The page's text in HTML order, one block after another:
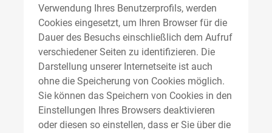
Verwendung Ihres Benutzerprofils, werden
Cookies eingesetzt, um Ihren Browser für die
Dauer des Besuchs einschließlich dem Aufruf
verschiedener Seiten zu identifizieren. Die
Darstellung unserer Internetseite ist auch
ohne die Speicherung von Cookies möglich.
Sie können das Speichern von Cookies in den
Einstellungen Ihres Browsers deaktivieren
oder diesen so einstellen, dass er Sie über die